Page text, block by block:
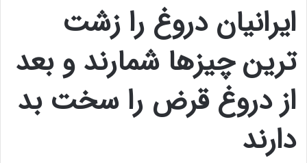
ایرانیان دروغ را زشت
ترین چیزها شمارند و بعد
از دروغ قرض را سخت بد
دارند